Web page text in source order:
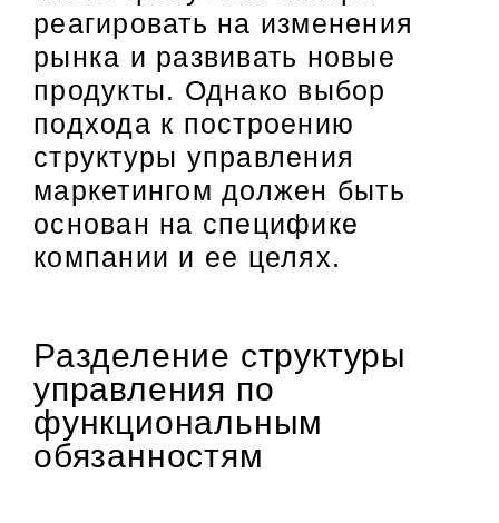
реагировать на изменения
рынка и развивать новые
продукты. Однако выбор
подхода к построению
структуры управления
маркетингом должен быть
основан на специфике
компании и ее целях.
Разделение структуры
управления по
функциональным
обязанностям